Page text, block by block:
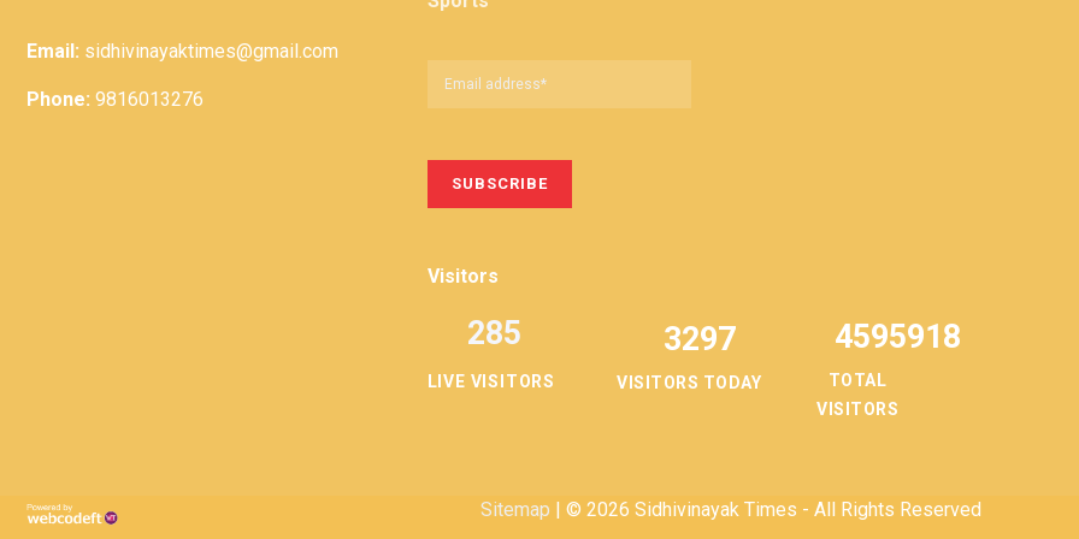
Email: sidhivinayaktimes@gmail.com
Phone: 9816013276
Visitors
LIVE VISITORS
285 3297
VISITORS TODAY
4595918
TOTAL
VISITORS
Sitemap | © 2026 Sidhivinayak Times - All Rights Reserved
Term &